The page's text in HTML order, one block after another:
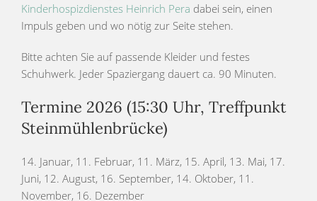
Kinderhospizdienstes Heinrich Pera dabei sein, einen
Impuls geben und wo nötig zur Seite stehen.
Bitte achten Sie auf passende Kleider und festes
Schuhwerk. Jeder Spaziergang dauert ca. 90 Minuten.
Termine 2026 (15:30 Uhr, Treffpunkt
Steinmühlenbrücke)
14. Januar, 11. Februar, 11. März, 15. April, 13. Mai, 17.
Juni, 12. August, 16. September, 14. Oktober, 11.
November, 16. Dezember